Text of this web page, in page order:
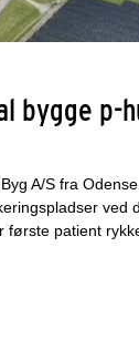
bygge p-
A/S fra
ved
første patient